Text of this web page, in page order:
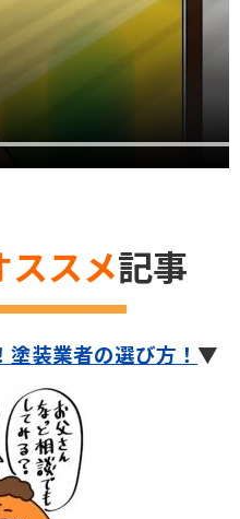
ススメ記事
塗装業者の選び方！ ▼